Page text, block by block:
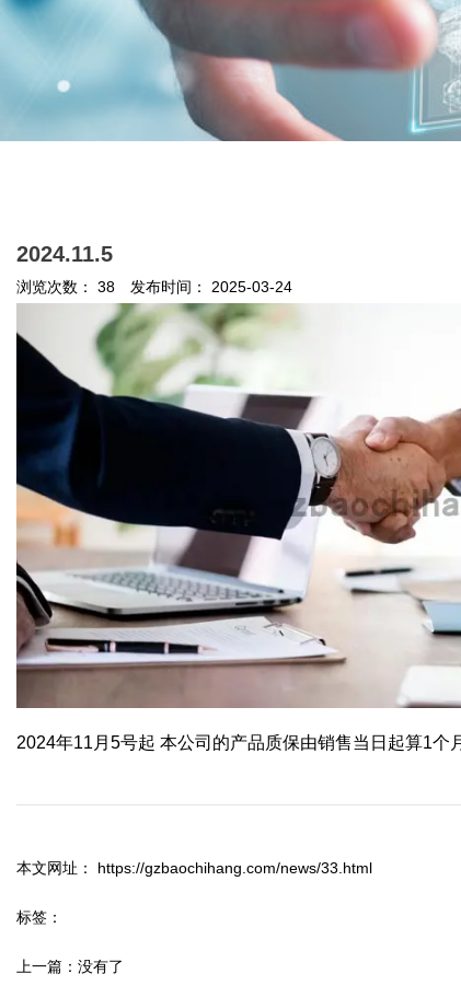
2024.11.5
浏览次数： 38 发布时间： 2025-03-24
2024年11月5号起 本公司的产品质保由销售当日起算1个
本文网址： https://gzbaochihang.com/news/33.html
标签：
上一篇： 没有了